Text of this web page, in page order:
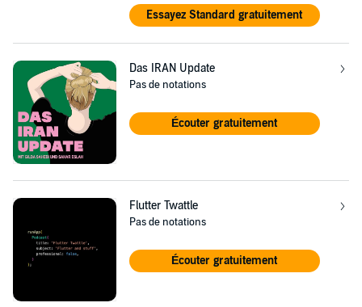
Essayez Standard gratuitement
Das IRAN Update
Pas de notations
Écouter gratuitement
Flutter Twattle
Pas de notations
Écouter gratuitement